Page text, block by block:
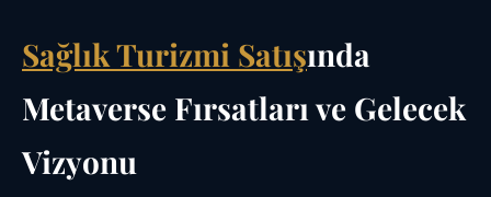
Sağlık Turizmi Satışında
Metaverse Fırsatları ve Gelecek
Vizyonu